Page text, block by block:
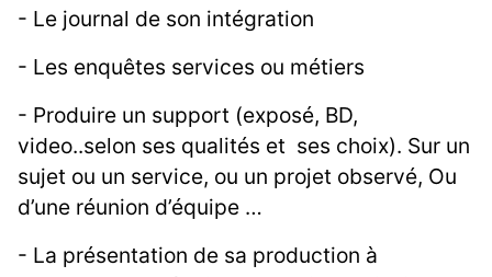
- Le journal de son intégration
- Les enquêtes services ou métiers
- Produire un support (exposé, BD,
video..selon ses qualités et ses choix). Sur un
sujet ou un service, ou un projet observé, Ou
d’une réunion d’équipe …
- La présentation de sa production à